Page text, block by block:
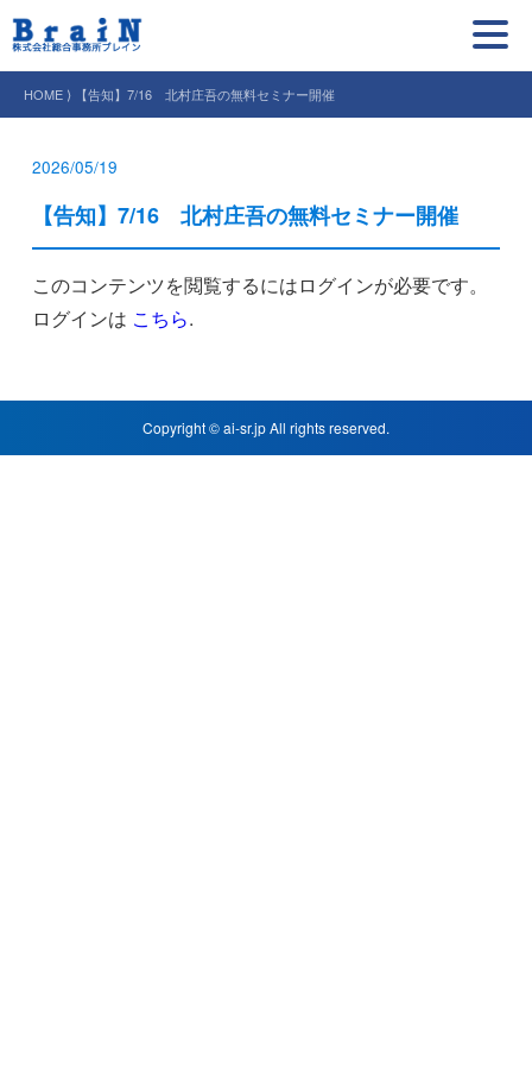
HOME ⟩ 【告知】7/16 北村庄吾の無料セミナー開催
2026/05/19
【告知】7/16 北村庄吾の無料セミナー開催
このコンテンツを閲覧するにはログインが必要です。
ログインは こちら.
Copyright © ai-sr.jp All rights reserved.